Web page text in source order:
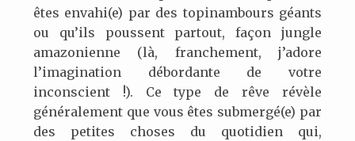
êtes envahi(e) par des topinambours géants
ou qu’ils poussent partout, façon jungle
amazonienne (là, franchement, j’adore
l’imagination débordante de votre
inconscient !). Ce type de rêve révèle
généralement que vous êtes submergé(e) par
des petites choses du quotidien qui,